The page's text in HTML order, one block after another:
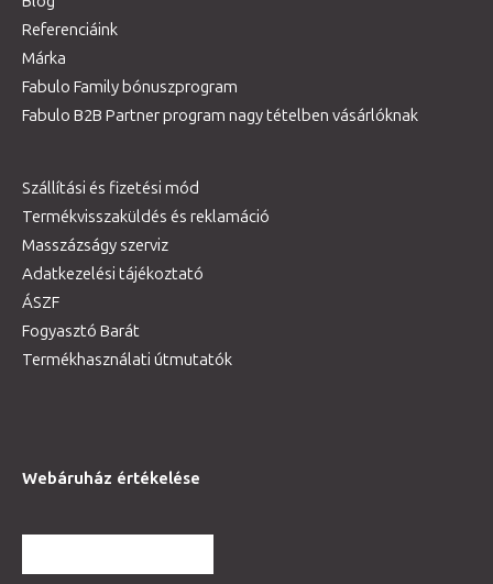
Referenciáink
Márka
Fabulo Family bónuszprogram
Fabulo B2B Partner program nagy tételben vásárlóknak
Szállítási és fizetési mód
Termékvisszaküldés és reklamáció
Masszázságy szerviz
Adatkezelési tájékoztató
ÁSZF
Fogyasztó Barát
Termékhasználati útmutatók
Webáruház értékelése